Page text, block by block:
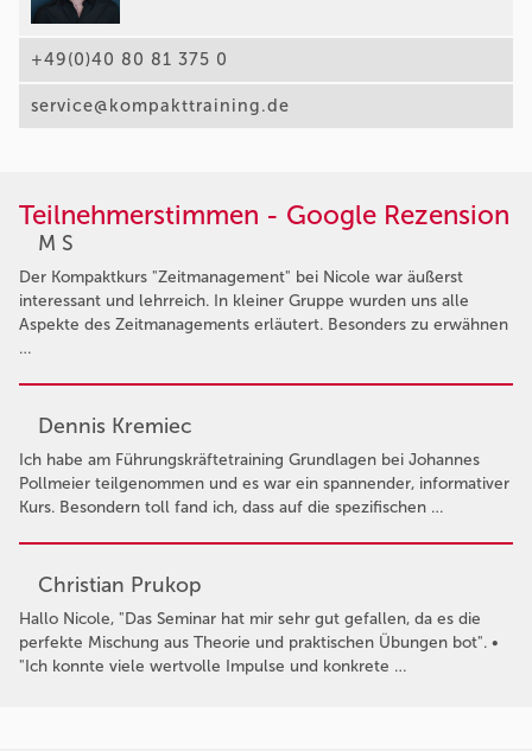
+49(0)40 80 81 375 0
service@kompakttraining.de
Teilnehmerstimmen - Google Rezension
M S
Der Kompaktkurs "Zeitmanagement" bei Nicole war äußerst
interessant und lehrreich. In kleiner Gruppe wurden uns alle
Aspekte des Zeitmanagements erläutert. Besonders zu erwähnen
…
Dennis Kremiec
Ich habe am Führungskräftetraining Grundlagen bei Johannes
Pollmeier teilgenommen und es war ein spannender, informativer
Kurs. Besondern toll fand ich, dass auf die spezifischen …
Christian Prukop
Hallo Nicole, "Das Seminar hat mir sehr gut gefallen, da es die
perfekte Mischung aus Theorie und praktischen Übungen bot". •
"Ich konnte viele wertvolle Impulse und konkrete …